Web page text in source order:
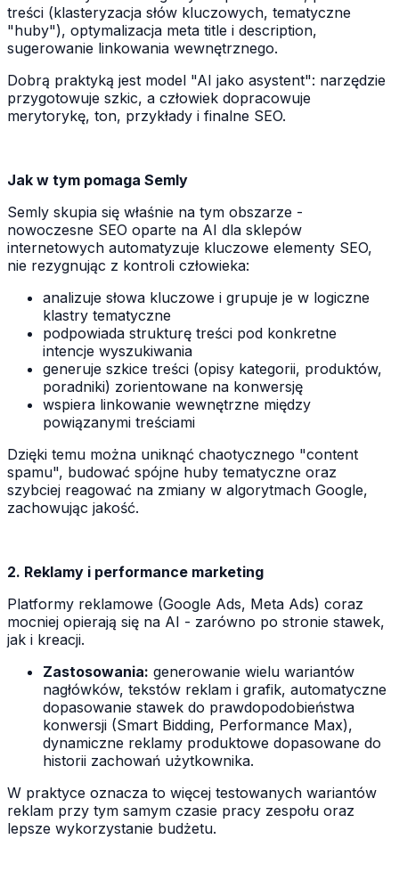
treści (klasteryzacja słów kluczowych, tematyczne
"huby"), optymalizacja meta title i description,
sugerowanie linkowania wewnętrznego.
Dobrą praktyką jest model "AI jako asystent": narzędzie
przygotowuje szkic, a człowiek dopracowuje
merytorykę, ton, przykłady i finalne SEO.
Jak w tym pomaga Semly
Semly skupia się właśnie na tym obszarze -
nowoczesne SEO oparte na AI dla sklepów
internetowych automatyzuje kluczowe elementy SEO,
nie rezygnując z kontroli człowieka:
analizuje słowa kluczowe i grupuje je w logiczne
klastry tematyczne
podpowiada strukturę treści pod konkretne
intencje wyszukiwania
generuje szkice treści (opisy kategorii, produktów,
poradniki) zorientowane na konwersję
wspiera linkowanie wewnętrzne między
powiązanymi treściami
Dzięki temu można uniknąć chaotycznego "content
spamu", budować spójne huby tematyczne oraz
szybciej reagować na zmiany w algorytmach Google,
zachowując jakość.
2. Reklamy i performance marketing
Platformy reklamowe (Google Ads, Meta Ads) coraz
mocniej opierają się na AI - zarówno po stronie stawek,
jak i kreacji.
Zastosowania: generowanie wielu wariantów
nagłówków, tekstów reklam i grafik, automatyczne
dopasowanie stawek do prawdopodobieństwa
konwersji (Smart Bidding, Performance Max),
dynamiczne reklamy produktowe dopasowane do
historii zachowań użytkownika.
W praktyce oznacza to więcej testowanych wariantów
reklam przy tym samym czasie pracy zespołu oraz
lepsze wykorzystanie budżetu.